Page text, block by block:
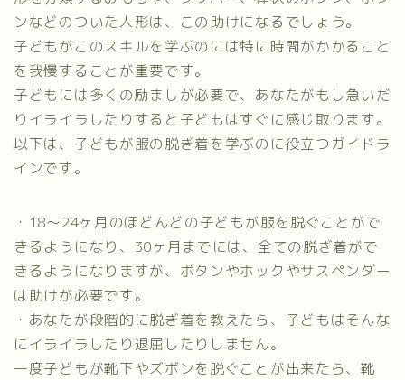
ンなどのついた人形は、この助けになるでしょう。
子どもがこのスキルを学ぶのには特に時間がかかること
を我慢することが重要です。
子どもには多くの励ましが必要で、あなたがもし急いだ
りイライラしたりすると子どもはすぐに感じ取ります。
以下は、子どもが服の脱ぎ着を学ぶのに役立つガイドラ
インです。
・18～24ヶ月のほどんどの子どもが服を脱ぐことがで
きるようになり、30ヶ月までには、全ての脱ぎ着がで
きるようになりますが、ボタンやホックやサスペンダー
は助けが必要です。
・あなたが段階的に脱ぎ着を教えたら、子どもはそんな
にイライラしたり退屈したりしません。
一度子どもが靴下やズボンを脱ぐことが出来たら、靴